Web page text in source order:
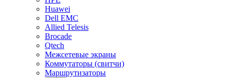
Huawei
Dell EMC
Allied Telesis
Brocade
Qtech
Межсетевые экраны
Коммутаторы (свитчи)
Маршрутизаторы